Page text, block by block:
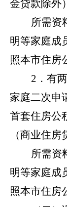
金贷款除外
所需资
明等家庭成
照本市住房
2．有
家庭二次申
首套住房公
（商业住
所需资
明等家庭成
照本市住房